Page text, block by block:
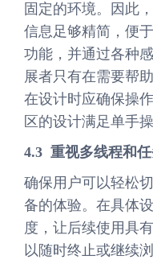
固定的环境。因此
信息足够精简，便
功能，并通过各种
展者只有在需要帮
在设计时应确保操
区的设计满足单手
4.3 重视多线程和
确保用户可以轻松
备的体验。在具体
度，让后续使用具
以随时终止或继续